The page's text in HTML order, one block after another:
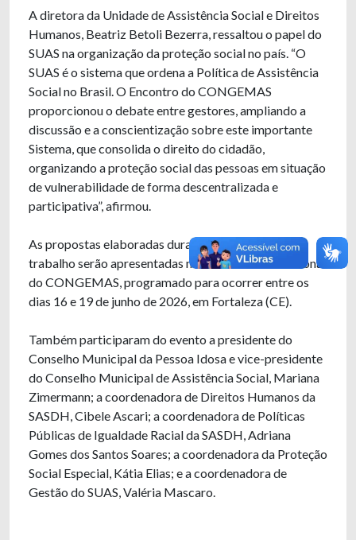
A diretora da Unidade de Assistência Social e Direitos
Humanos, Beatriz Betoli Bezerra, ressaltou o papel do
SUAS na organização da proteção social no país. “O
SUAS é o sistema que ordena a Política de Assistência
Social no Brasil. O Encontro do CONGEMAS
proporcionou o debate entre gestores, ampliando a
discussão e a conscientização sobre este importante
Sistema, que consolida o direito do cidadão,
organizando a proteção social das pessoas em situação
de vulnerabilidade de forma descentralizada e
participativa”, afirmou.
As propostas elaboradas durante os grupos de
trabalho serão apresentadas no 26º Encontro Nacional
do CONGEMAS, programado para ocorrer entre os
dias 16 e 19 de junho de 2026, em Fortaleza (CE).
Também participaram do evento a presidente do
Conselho Municipal da Pessoa Idosa e vice-presidente
do Conselho Municipal de Assistência Social, Mariana
Zimermann; a coordenadora de Direitos Humanos da
SASDH, Cibele Ascari; a coordenadora de Políticas
Públicas de Igualdade Racial da SASDH, Adriana
Gomes dos Santos Soares; a coordenadora da Proteção
Social Especial, Kátia Elias; e a coordenadora de
Gestão do SUAS, Valéria Mascaro.